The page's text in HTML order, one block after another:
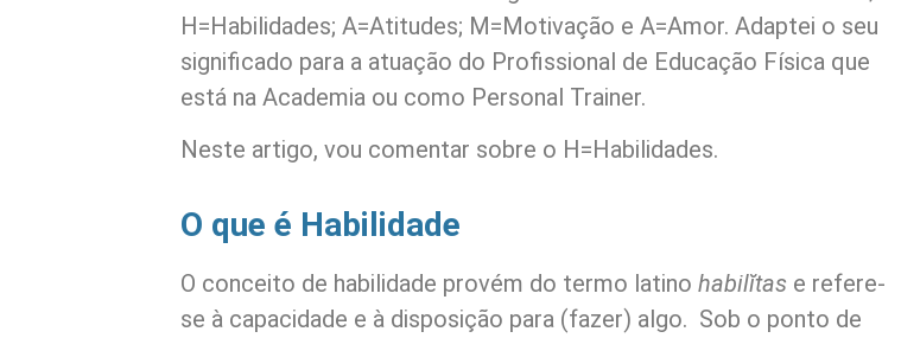
H=Habilidades; A=Atitudes; M=Motivação e A=Amor. Adaptei o seu
significado para a atuação do Profissional de Educação Física que
está na Academia ou como Personal Trainer.
Neste artigo, vou comentar sobre o H=Habilidades.
O que é Habilidade
O conceito de habilidade provém do termo latino habilĭtas e refere-
se à capacidade e à disposição para (fazer) algo. Sob o ponto de